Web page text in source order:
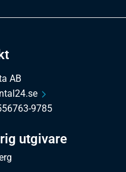
AB
9785
utgivare